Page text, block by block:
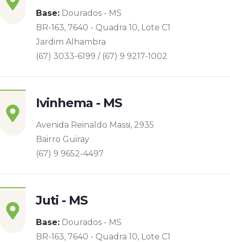
Base: Dourados - MS
BR-163, 7640 - Quadra 10, Lote C1
Jardim Alhambra
(67) 3033-6199 / (67) 9 9217-1002
Ivinhema - MS
Avenida Reinaldo Massi, 2935
Bairro Guiray
(67) 9 9652-4497
Juti - MS
Base: Dourados - MS
BR-163, 7640 - Quadra 10, Lote C1